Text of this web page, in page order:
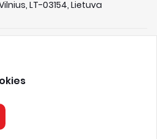
LT-03154, Lietuva
2026.